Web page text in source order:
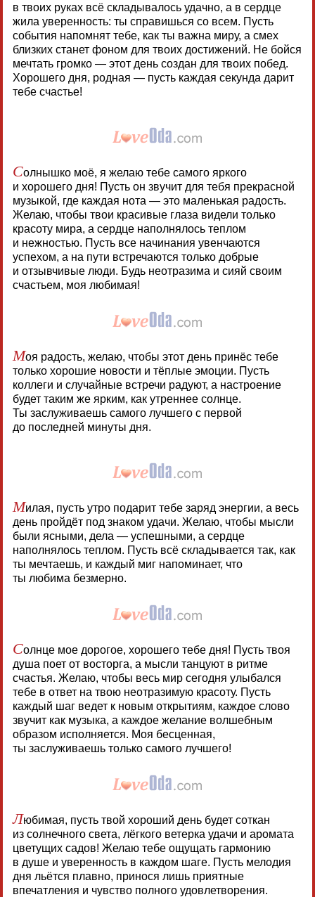
в твоих руках всё складывалось удачно, а в сердце
жила уверенность: ты справишься со всем. Пусть
события напомнят тебе, как ты важна миру, а смех
близких станет фоном для твоих достижений. Не бойся
мечтать громко — этот день создан для твоих побед.
Хорошего дня, родная — пусть каждая секунда дарит
тебе счастье!
Солнышко моё, я желаю тебе самого яркого
и хорошего дня! Пусть он звучит для тебя прекрасной
музыкой, где каждая нота — это маленькая радость.
Желаю, чтобы твои красивые глаза видели только
красоту мира, а сердце наполнялось теплом
и нежностью. Пусть все начинания увенчаются
успехом, а на пути встречаются только добрые
и отзывчивые люди. Будь неотразима и сияй своим
счастьем, моя любимая!
Моя радость, желаю, чтобы этот день принёс тебе
только хорошие новости и тёплые эмоции. Пусть
коллеги и случайные встречи радуют, а настроение
будет таким же ярким, как утреннее солнце.
Ты заслуживаешь самого лучшего с первой
до последней минуты дня.
Милая, пусть утро подарит тебе заряд энергии, а весь
день пройдёт под знаком удачи. Желаю, чтобы мысли
были ясными, дела — успешными, а сердце
наполнялось теплом. Пусть всё складывается так, как
ты мечтаешь, и каждый миг напоминает, что
ты любима безмерно.
Солнце мое дорогое, хорошего тебе дня! Пусть твоя
душа поет от восторга, а мысли танцуют в ритме
счастья. Желаю, чтобы весь мир сегодня улыбался
тебе в ответ на твою неотразимую красоту. Пусть
каждый шаг ведет к новым открытиям, каждое слово
звучит как музыка, а каждое желание волшебным
образом исполняется. Моя бесценная,
ты заслуживаешь только самого лучшего!
Любимая, пусть твой хороший день будет соткан
из солнечного света, лёгкого ветерка удачи и аромата
цветущих садов! Желаю тебе ощущать гармонию
в душе и уверенность в каждом шаге. Пусть мелодия
дня льётся плавно, принося лишь приятные
впечатления и чувство полного удовлетворения.